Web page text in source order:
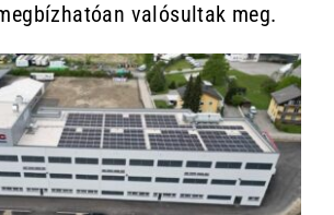
valósultak meg.